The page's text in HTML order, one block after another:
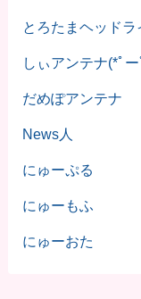
とろたまヘッドラ
しぃアンテナ(*ﾟ
だめぽアンテナ
News人
にゅーぷる
にゅーもふ
にゅーおた